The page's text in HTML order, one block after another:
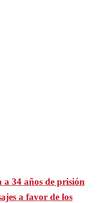
a 34 años de prisión
a favor de los